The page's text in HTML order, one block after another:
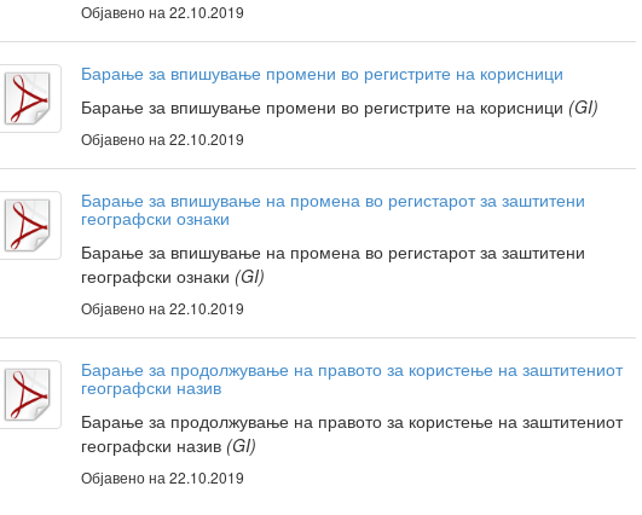
Објавено на 22.10.2019
Барање за впишување промени во регистрите на корисници
Барање за впишување промени во регистрите на корисници (GI)
Објавено на 22.10.2019
Барање за впишување на промена во регистарот за заштитени
географски ознаки
Барање за впишување на промена во регистарот за заштитени
географски ознаки (GI)
Објавено на 22.10.2019
Барање за продолжување на правото за користење на заштитениот
географски назив
Барање за продолжување на правото за користење на заштитениот
географски назив (GI)
Објавено на 22.10.2019